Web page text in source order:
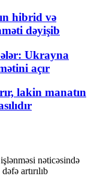
hibrid və
dəyişib
Ukrayna
açır
lakin manatın
işlənməsi nəticəsində
artırılıb